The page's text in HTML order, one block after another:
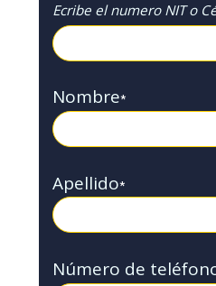
Ecribe el numero NIT o
Nombre*
Apellido*
Número de